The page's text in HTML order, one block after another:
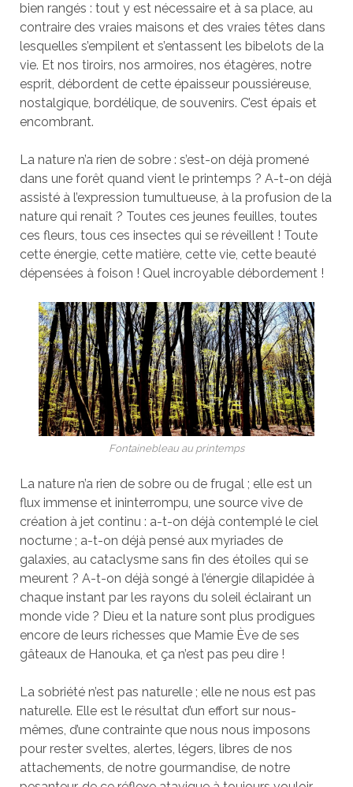
bien rangés : tout y est nécessaire et à sa place, au
contraire des vraies maisons et des vraies têtes dans
lesquelles s’empilent et s’entassent les bibelots de la
vie. Et nos tiroirs, nos armoires, nos étagères, notre
esprit, débordent de cette épaisseur poussiéreuse,
nostalgique, bordélique, de souvenirs. C’est épais et
encombrant.
La nature n’a rien de sobre : s’est-on déjà promené
dans une forêt quand vient le printemps ? A-t-on déjà
assisté à l’expression tumultueuse, à la profusion de la
nature qui renaît ? Toutes ces jeunes feuilles, toutes
ces fleurs, tous ces insectes qui se réveillent ! Toute
cette énergie, cette matière, cette vie, cette beauté
dépensées à foison ! Quel incroyable débordement !
Fontainebleau au printemps
La nature n’a rien de sobre ou de frugal ; elle est un
flux immense et ininterrompu, une source vive de
création à jet continu : a-t-on déjà contemplé le ciel
nocturne ; a-t-on déjà pensé aux myriades de
galaxies, au cataclysme sans fin des étoiles qui se
meurent ? A-t-on déjà songé à l’énergie dilapidée à
chaque instant par les rayons du soleil éclairant un
monde vide ? Dieu et la nature sont plus prodigues
encore de leurs richesses que Mamie Ève de ses
gâteaux de Hanouka, et ça n’est pas peu dire !
La sobriété n’est pas naturelle ; elle ne nous est pas
naturelle. Elle est le résultat d’un effort sur nous-
mêmes, d’une contrainte que nous nous imposons
pour rester sveltes, alertes, légers, libres de nos
attachements, de notre gourmandise, de notre